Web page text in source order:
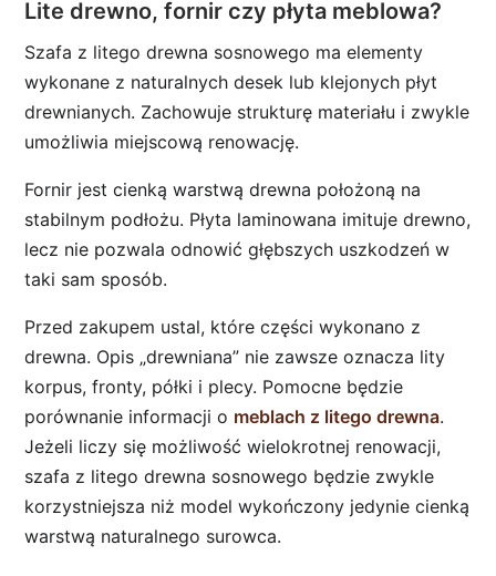
Lite drewno, fornir czy płyta meblowa?
Szafa z litego drewna sosnowego ma elementy
wykonane z naturalnych desek lub klejonych płyt
drewnianych. Zachowuje strukturę materiału i zwykle
umożliwia miejscową renowację.
Fornir jest cienką warstwą drewna położoną na
stabilnym podłożu. Płyta laminowana imituje drewno,
lecz nie pozwala odnowić głębszych uszkodzeń w
taki sam sposób.
Przed zakupem ustal, które części wykonano z
drewna. Opis „drewniana” nie zawsze oznacza lity
korpus, fronty, półki i plecy. Pomocne będzie
porównanie informacji o meblach z litego drewna.
Jeżeli liczy się możliwość wielokrotnej renowacji,
szafa z litego drewna sosnowego będzie zwykle
korzystniejsza niż model wykończony jedynie cienką
warstwą naturalnego surowca.